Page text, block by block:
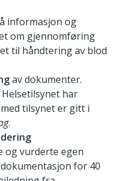
informasjon og
om gjennomføring
til håndtering av blod
av dokumenter.
har
tilsynet er gitt i
.
og vurderte egen
for 40